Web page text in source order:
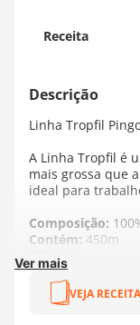
Receita
Linha Tropfil
A Linha Tropfil é
mais grossa que
ideal para
Composição:
Contém: 450m
TEX:222
Agulha
2,0 mm
Ver mais
VEJA